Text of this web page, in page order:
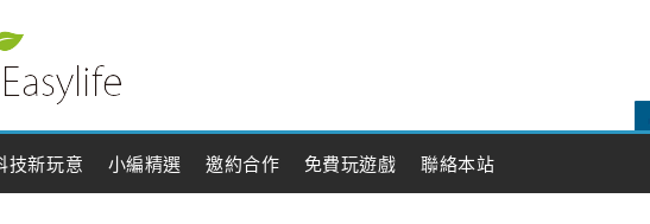
技新玩意 小編精選 邀約合作 免費玩遊戲 聯絡本站